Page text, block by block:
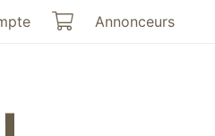
Mon panier
Annonceurs